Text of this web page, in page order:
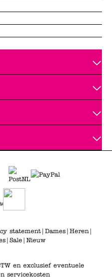
statement| Dames| Heren|
| Sale| Nieuw
en exclusief eventuele
servicekosten